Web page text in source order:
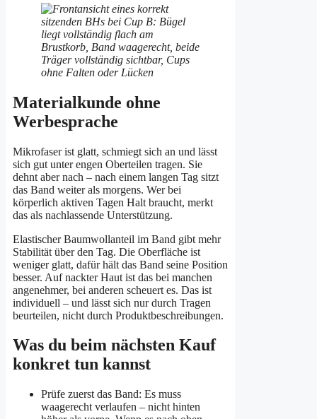
Materialkunde ohne
Werbesprache
Mikrofaser ist glatt, schmiegt sich an und lässt
sich gut unter engen Oberteilen tragen. Sie
dehnt aber nach – nach einem langen Tag sitzt
das Band weiter als morgens. Wer bei
körperlich aktiven Tagen Halt braucht, merkt
das als nachlassende Unterstützung.
Elastischer Baumwollanteil im Band gibt mehr
Stabilität über den Tag. Die Oberfläche ist
weniger glatt, dafür hält das Band seine Position
besser. Auf nackter Haut ist das bei manchen
angenehmer, bei anderen scheuert es. Das ist
individuell – und lässt sich nur durch Tragen
beurteilen, nicht durch Produktbeschreibungen.
Was du beim nächsten Kauf
konkret tun kannst
Prüfe zuerst das Band: Es muss
waagerecht verlaufen – nicht hinten